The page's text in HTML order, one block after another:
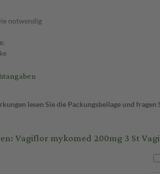
notwendig
lesen Sie die Packungsbeilage und
Vagiflor mykomed 200mg 3 St